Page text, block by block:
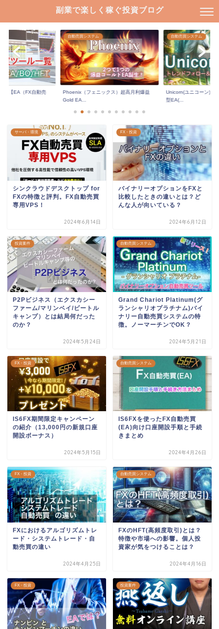
副業で楽しく稼ぐ投資ブログ
ル【EA（FX自動売
自動売買システム
Phoenix（フェニックス）超高月利爆益
Gold EA...
自動売買システム
Unicorn(ユニコーン)ト
型EA(...
サーバ・環境
シンクラウドデスクトップ for
FXの特徴と評判。FX自動売買
専用VPS！
2024年6月14日
FX・投資
バイナリーオプションをFXと
比較したときの違いとは？ど
んな人が向いている？
2024年6月12日
投資案件
P2Pビジネス（エクスカシー
ファーム/マリンベイ/ビートル
キャンプ）とは結局何だった
のか？
2024年5月24日
自動売買システム
Grand Chariot Platinum(グ
ランシャリオプラチナム)バイ
ナリー自動売買システムの特
徴。ノーマーチンでOK？
2024年5月21日
FX・投資
IS6FX期間限定キャンペーン
の紹介（13,000円の新規口座
開設ボーナス）
2024年5月15日
自動売買システム
IS6FXを使ったFX自動売買
(EA)向け口座開設手順と手続
きまとめ
2024年4月26日
FX・投資
FXにおけるアルゴリズムトレ
ード・システムトレード・自
動売買の違い
2024年4月25日
自動売買システム
FXのHFT(高頻度取引)とは？
特徴や市場への影響。個人投
資家が気をつけることは？
2024年4月16日
FX・投資 投資案件